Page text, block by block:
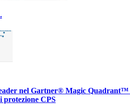
nel Gartner® Magic Quadrant™
protezione CPS